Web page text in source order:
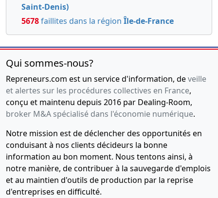
Saint-Denis)
5678faillites dans la région Île-de-France
Qui sommes-nous?
Repreneurs.com est un service d'information, deveille
et alertes sur les procédures collectives en France,
conçu et maintenu depuis 2016 par Dealing-Room,
broker M&A spécialisé dans l'économie numérique.
Notre mission est de déclencher des opportunités en
conduisant à nos clients décideurs la bonne
information au bon moment. Nous tentons ainsi, à
notre manière, de contribuer à la sauvegarde d'emplois
et au maintien d'outils de production par la reprise
d'entreprises en difficulté.